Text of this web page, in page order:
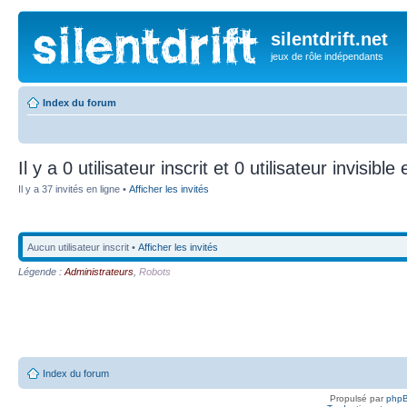
silentdrift.net
jeux de rôle indépendants
Index du forum
Il y a 0 utilisateur inscrit et 0 utilisateur invisible
Il y a 37 invités en ligne • Afficher les invités
Aucun utilisateur inscrit • Afficher les invités
Légende : Administrateurs Robots
Index du forum
Propulsé par